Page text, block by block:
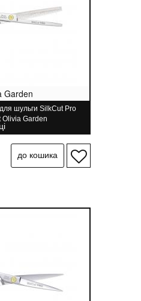
Garden
для шульги SilkCut Pro
Olivia Garden